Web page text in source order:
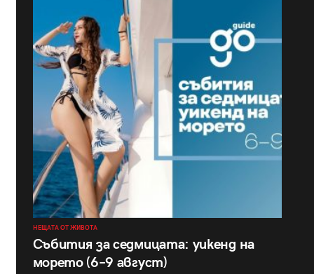
НЕЩАТА ОТ ЖИВОТА
Събития за седмицата: уикенд на
морето (6–9 август)